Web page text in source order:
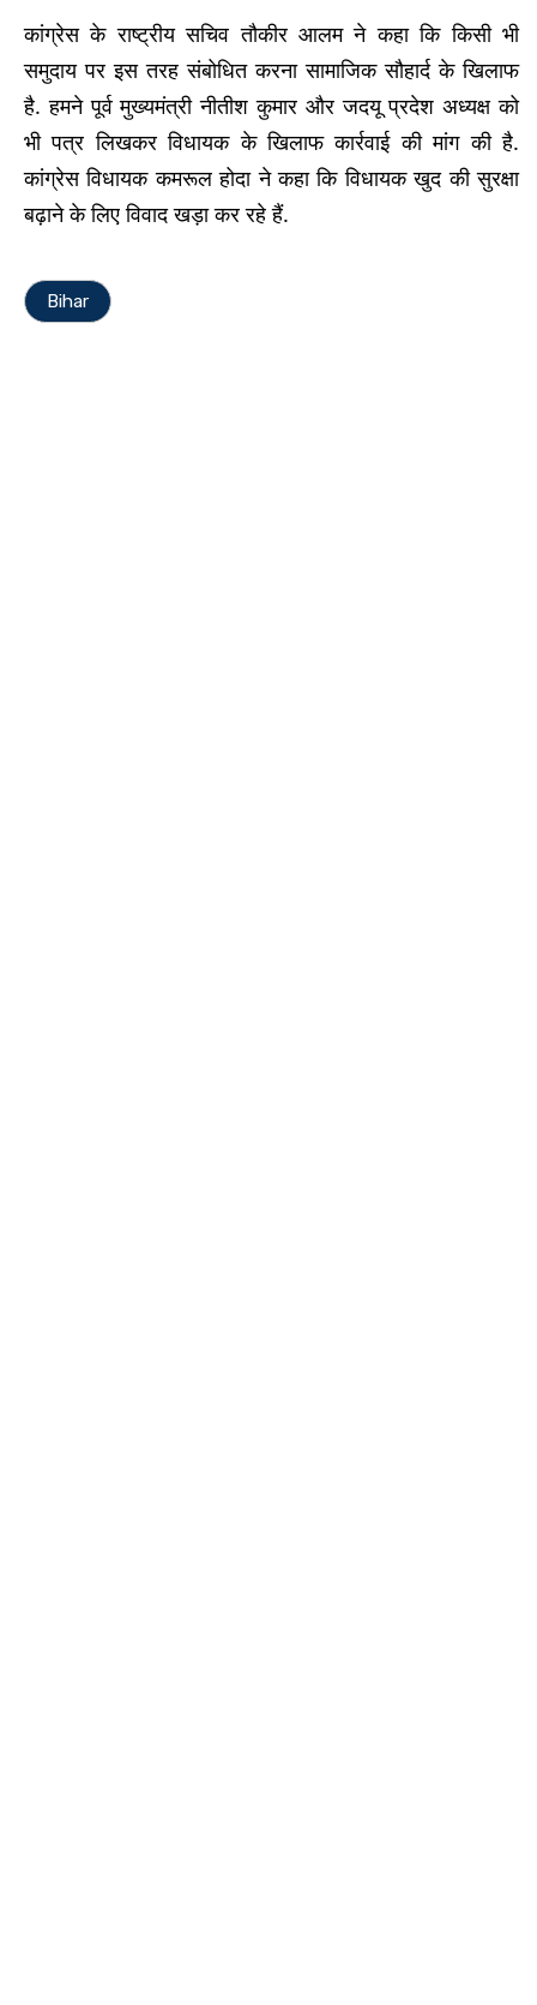
कांग्रेस के राष्ट्रीय सचिव तौकीर आलम ने कहा कि किसी भी
समुदाय पर इस तरह संबोधित करना सामाजिक सौहार्द के खिलाफ
है. हमने पूर्व मुख्यमंत्री नीतीश कुमार और जदयू प्रदेश अध्यक्ष को
भी पत्र लिखकर विधायक के खिलाफ कार्रवाई की मांग की है.
कांग्रेस विधायक कमरूल होदा ने कहा कि विधायक खुद की सुरक्षा
बढ़ाने के लिए विवाद खड़ा कर रहे हैं.
Bihar